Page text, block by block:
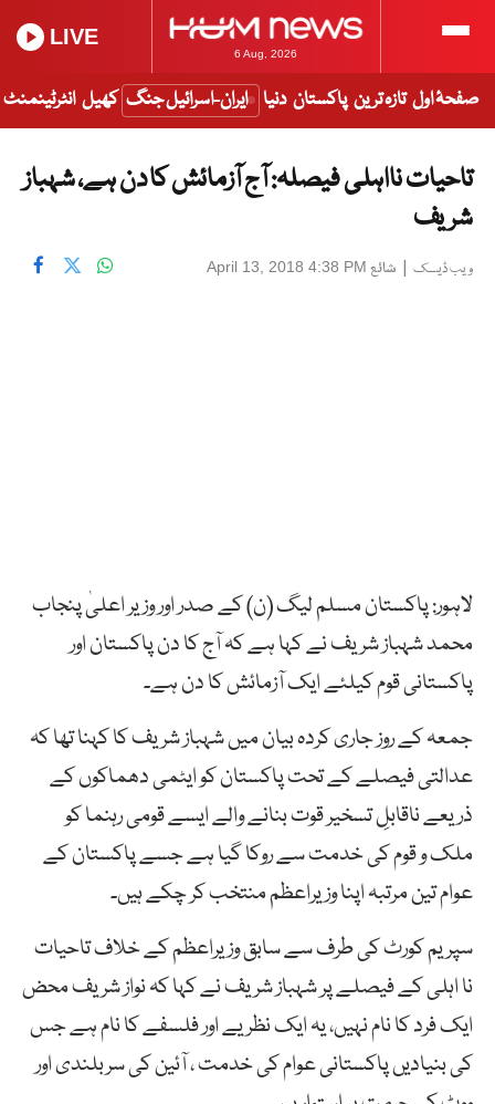
6 Aug, 2026
LIVE
صفحۂ اول تازہ ترین پاکستان دنیا ایران-اسرائیل جنگ کھیل انٹرٹینمنٹ
تاحیات نااہلی فیصلہ: آج آزمائش کا دن ہے، شہباز
شریف
ویب ڈیسک | شائع April 13, 2018 4:38 PM
لاہور: پاکستان مسلم لیگ (ن) کے صدر اور وزیر اعلیٰ پنجاب
محمد شہباز شریف نے کہا ہے کہ آج کا دن پاکستان اور
پاکستانی قوم کیلئے ایک آزمائش کا دن ہے۔
جمعہ کے روز جاری کردہ بیان میں شہباز شریف کا کہنا تھا کہ
عدالتی فیصلے کے تحت پاکستان کو ایٹمی دھماکوں کے
ذریعے ناقابلِ تسخیر قوت بنانے والے ایسے قومی رہنما کو
ملک و قوم کی خدمت سے روکا گیا ہے جسے پاکستان کے
عوام تین مرتبہ اپنا وزیراعظم منتخب کر چکے ہیں۔
سپریم کورٹ کی طرف سے سابق وزیراعظم کے خلاف تاحیات
نا اہلی کے فیصلے پر شہباز شریف نے کہا کہ نواز شریف محض
ایک فرد کا نام نہیں، یہ ایک نظریے اور فلسفے کا نام ہے جس
کی بنیادیں پاکستانی عوام کی خدمت ، آئین کی سربلندی اور